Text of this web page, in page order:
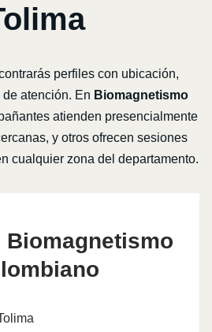
perfiles con ubicación,
atención. En Biomagnetismo
atienden presencialmente
y otros ofrecen sesiones
cualquier zona del departamento.
Biomagnetismo